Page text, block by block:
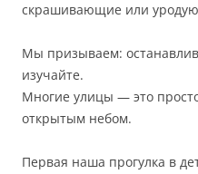
скрашивающие или
Мы призываем:
изучайте.
Многие улицы — это
открытым небом.
Первая наша прогулка в